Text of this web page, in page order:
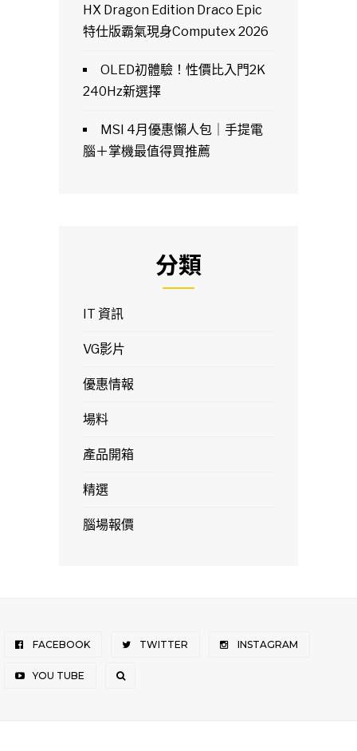
HX Dragon Edition Draco Epic
特仕版霸氣現身Computex 2026
OLED初體驗！性價比入門2K
240Hz新選擇
MSI 4月優惠懶人包｜手提電
腦＋掌機最值得買推薦
分類
IT 資訊
VG影片
優惠情報
場料
產品開箱
精選
腦場報價
FACEBOOK TWITTER INSTAGRAM
YOU TUBE